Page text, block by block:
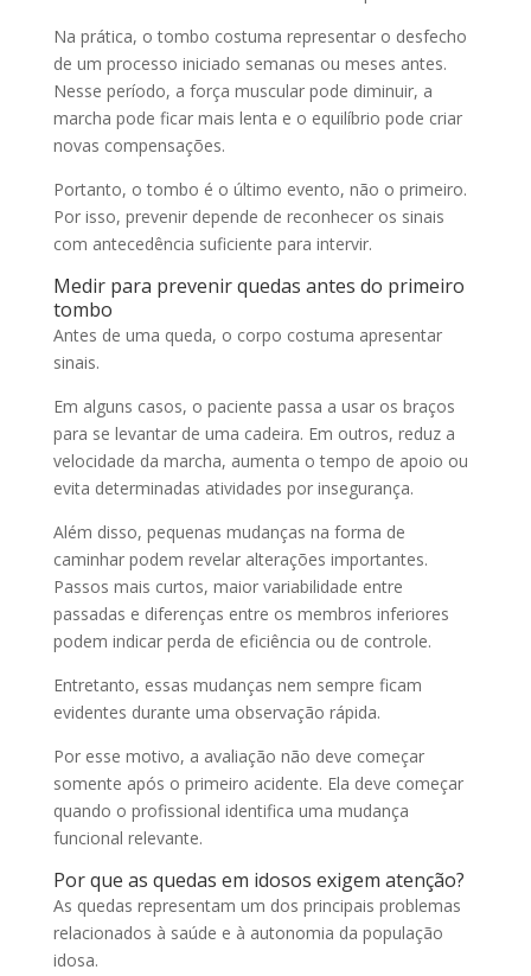
Na prática, o tombo costuma representar o desfecho
de um processo iniciado semanas ou meses antes.
Nesse período, a força muscular pode diminuir, a
marcha pode ficar mais lenta e o equilíbrio pode criar
novas compensações.
Portanto, o tombo é o último evento, não o primeiro.
Por isso, prevenir depende de reconhecer os sinais
com antecedência suficiente para intervir.
Medir para prevenir quedas antes do primeiro
tombo
Antes de uma queda, o corpo costuma apresentar
sinais.
Em alguns casos, o paciente passa a usar os braços
para se levantar de uma cadeira. Em outros, reduz a
velocidade da marcha, aumenta o tempo de apoio ou
evita determinadas atividades por insegurança.
Além disso, pequenas mudanças na forma de
caminhar podem revelar alterações importantes.
Passos mais curtos, maior variabilidade entre
passadas e diferenças entre os membros inferiores
podem indicar perda de eficiência ou de controle.
Entretanto, essas mudanças nem sempre ficam
evidentes durante uma observação rápida.
Por esse motivo, a avaliação não deve começar
somente após o primeiro acidente. Ela deve começar
quando o profissional identifica uma mudança
funcional relevante.
Por que as quedas em idosos exigem atenção?
As quedas representam um dos principais problemas
relacionados à saúde e à autonomia da população
idosa.